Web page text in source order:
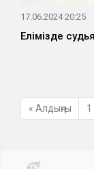
17.06.2024 20:25
Елімізде
« Алдыңғы 1